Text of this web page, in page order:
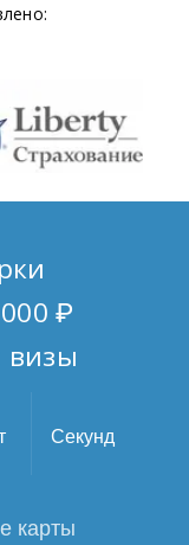
₽
визы
Секунд
карты